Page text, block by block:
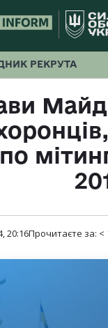
РЕКРУТА
20:16Прочитаєте за: <